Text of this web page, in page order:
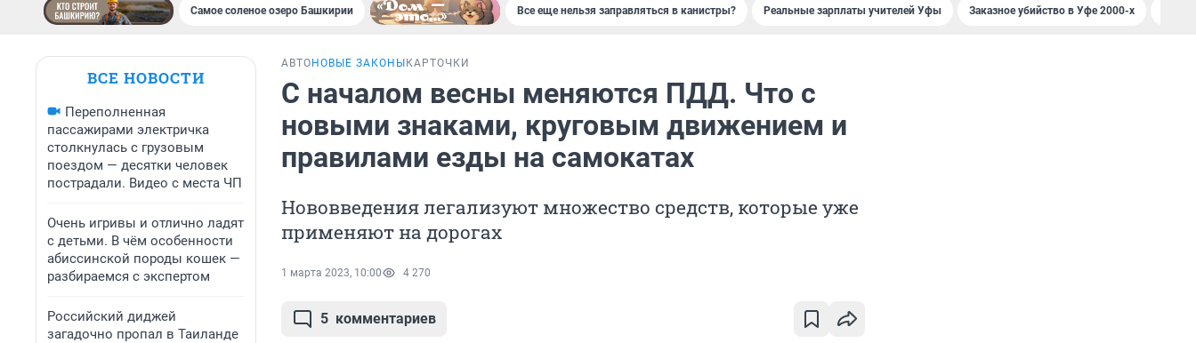
Самое соленое озеро Башкирии Все еще нельзя заправляться в канистры? Реальные зарплаты учителей Уфы Заказное убийство в Уфе 2000-х
ВСЕ НОВОСТИ
Переполненная
пассажирами электричка
столкнулась с грузовым
поездом — десятки человек
пострадали. Видео с места ЧП
Очень игривы и отлично ладят
с детьми. В чём особенности
абиссинской породы кошек —
разбираемся с экспертом
Российский диджей
загадочно пропал в Таиланде
АВТО НОВЫЕ ЗАКОНЫ КАРТОЧКИ
С началом весны меняются ПДД. Что с
новыми знаками, круговым движением и
правилами езды на самокатах
Нововведения легализуют множество средств, которые уже
применяют на дорогах
1 марта 2023, 10:00 4 270
5 комментариев